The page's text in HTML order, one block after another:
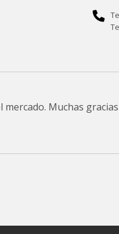
Muchas